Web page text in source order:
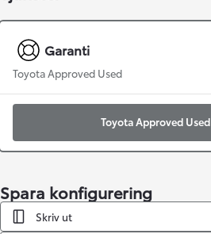
Garanti
Toyota Approved Used
Toyota Approved Used
Spara konfigurering
Skriv ut